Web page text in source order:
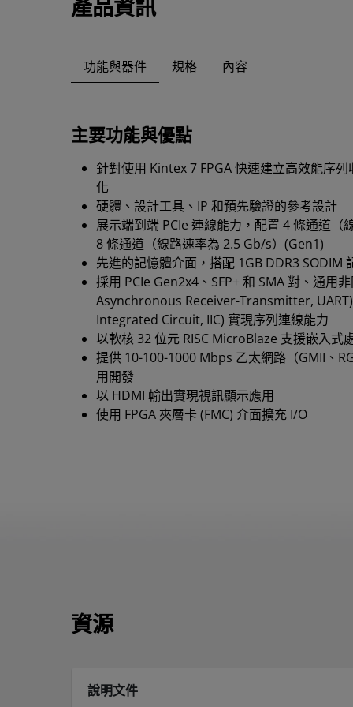
產品資訊
功能與器件 規格 內容
主要功能與優點
針對使用 Kintex 7 FPGA 快速建立高效能序
化
硬體、設計工具、IP 和預先驗證的參考設計
展示端到端 PCIe 連線能力，配置 4 條通道（
8 條通道（線路速率為 2.5 Gb/s）(Gen1)
先進的記憶體介面，搭配 1GB DDR3 SODIM
採用 PCIe Gen2x4、SFP+ 和 SMA 對、通用
Asynchronous Receiver-Transmitter,
Integrated Circuit, IIC) 實現序列連線能力
以軟核 32 位元 RISC MicroBlaze 支援嵌入式
提供 10-100-1000 Mbps 乙太網路（GMII、
用開發
以 HDMI 輸出實現視訊顯示應用
使用 FPGA 夾層卡 (FMC) 介面擴充 I/O
資源
說明文件